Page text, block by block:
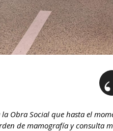
la Obra Social que hasta el
de mamografía y consulta